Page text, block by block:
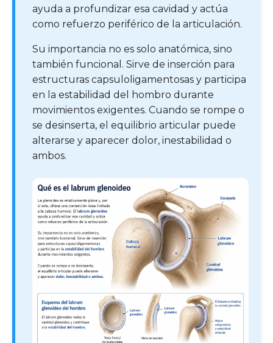
ayuda a profundizar esa cavidad y actúa
como refuerzo periférico de la articulación.
Su importancia no es solo anatómica, sino
también funcional. Sirve de inserción para
estructuras capsuloligamentosas y participa
en la estabilidad del hombro durante
movimientos exigentes. Cuando se rompe o
se desinserta, el equilibrio articular puede
alterarse y aparecer dolor, inestabilidad o
ambos.